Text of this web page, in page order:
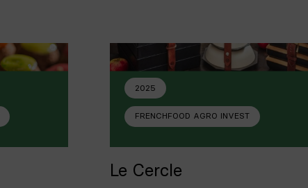
2025
FRENCHFOOD AGRO INVEST
Le Cercle